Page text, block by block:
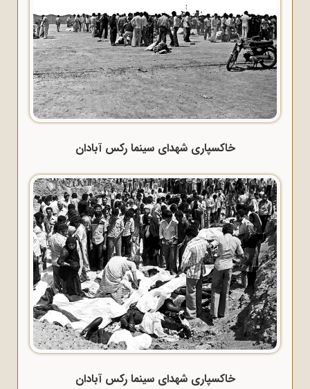
خاکسپاری شهدای سینما رکس آبادان
خاکسپاری شهدای سینما رکس آبادان